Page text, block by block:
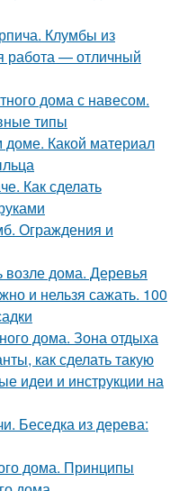
Клумбы из
работа — отличный
дома с навесом.
типы
Какой материал
Как сделать
Ограждения и
возле дома. Деревья
и нельзя сажать. 100
дома. Зона отдыха
как сделать такую
идеи и инструкции на
Беседка из дерева:
дома. Принципы